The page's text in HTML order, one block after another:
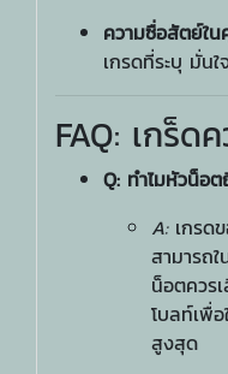
ความซื่อสัตย์ใ
เกรดที่ระบุ มั่นใ
FAQ: เกร็ด
Q: ทำไมหัวน็อ
A:เกรด
สามารถ
น็อตควร
โบลท์เพื่
สูงสุด